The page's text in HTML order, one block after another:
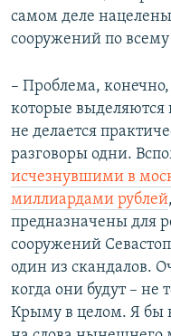
самом деле
сооружений по всему
– Проблема, конечно,
которые
не делается
разговоры одни.
исчезнувшими в
миллиардами рублей
предназначены для
сооружений
один из скандалов.
когда они будут – не
Крыму в целом. Я бы